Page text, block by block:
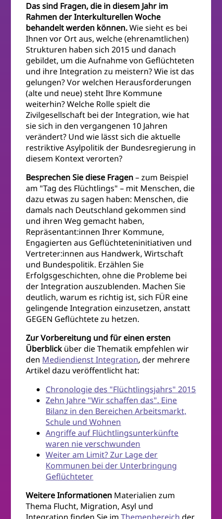
Das sind Fragen, die in diesem Jahr im
Rahmen der Interkulturellen Woche
behandelt werden können.Wie sieht es bei
Ihnen vor Ort aus, welche (ehrenamtlichen)
Strukturen haben sich 2015 und danach
gebildet, um die Aufnahme von Geflüchteten
und ihre Integration zu meistern? Wie ist das
gelungen? Vor welchen Herausforderungen
(alte und neue) steht Ihre Kommune
weiterhin? Welche Rolle spielt die
Zivilgesellschaft bei der Integration, wie hat
sie sich in den vergangenen 10 Jahren
verändert? Und wie lässt sich die aktuelle
restriktive Asylpolitik der Bundesregierung in
diesem Kontext verorten?
Besprechen Sie diese Fragen– zum Beispiel
am "Tag des Flüchtlings" – mit Menschen, die
dazu etwas zu sagen haben: Menschen, die
damals nach Deutschland gekommen sind
und ihren Weg gemacht haben,
Repräsentant:innen Ihrer Kommune,
Engagierten aus Geflüchteteninitiativen und
Vertreter:innen aus Handwerk, Wirtschaft
und Bundespolitik. Erzählen Sie
Erfolgsgeschichten, ohne die Probleme bei
der Integration auszublenden. Machen Sie
deutlich, warum es richtig ist, sich FÜR eine
gelingende Integration einzusetzen, anstatt
GEGEN Geflüchtete zu hetzen.
Zur Vorbereitung und für einen ersten
Überblicküber die Thematik empfehlen wir
den Mediendienst Integration, der mehrere
Artikel dazu veröffentlicht hat:
Chronologie des "Flüchtlingsjahrs" 2015
Zehn Jahre "Wir schaffen das". Eine
Bilanz in den Bereichen Arbeitsmarkt,
Schule und Wohnen
Angriffe auf Flüchtlingsunterkünfte
waren nie verschwunden
Weiter am Limit? Zur Lage der
Kommunen bei der Unterbringung
Geflüchteter
Weitere Informationen Materialien zum
Thema Flucht, Migration, Asyl und